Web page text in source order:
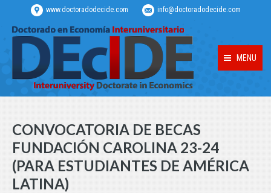
www.doctoradodecide.com info@doctoradodecide.com
MENU
CONVOCATORIA DE BECAS
FUNDACIÓN CAROLINA 23-24
(PARA ESTUDIANTES DE AMÉRICA
LATINA)